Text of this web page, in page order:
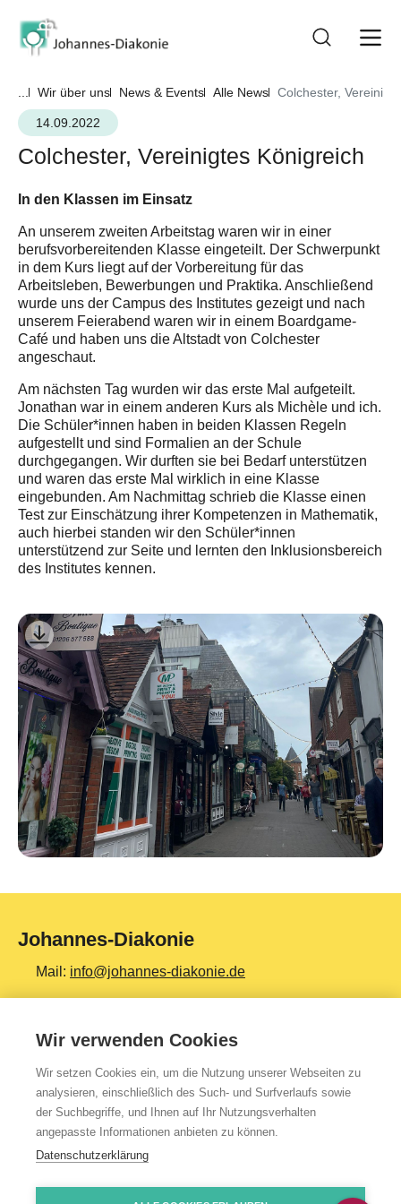
... Wir über uns News & Events Alle News Colchester,
14.09.2022
Colchester, Vereinigtes Königreich
In den Klassen im Einsatz
An unserem zweiten Arbeitstag waren wir in einer
berufsvorbereitenden Klasse eingeteilt. Der Schwerpunkt
in dem Kurs liegt auf der Vorbereitung für das
Arbeitsleben, Bewerbungen und Praktika. Anschließend
wurde uns der Campus des Institutes gezeigt und nach
unserem Feierabend waren wir in einem Boardgame-
Café und haben uns die Altstadt von Colchester
angeschaut.
Am nächsten Tag wurden wir das erste Mal aufgeteilt.
Jonathan war in einem anderen Kurs als Michèle und ich.
Die Schüler*innen haben in beiden Klassen Regeln
aufgestellt und sind Formalien an der Schule
durchgegangen. Wir durften sie bei Bedarf unterstützen
und waren das erste Mal wirklich in eine Klasse
eingebunden. Am Nachmittag schrieb die Klasse einen
Test zur Einschätzung ihrer Kompetenzen in Mathematik,
auch hierbei standen wir den Schüler*innen
unterstützend zur Seite und lernten den Inklusionsbereich
des Institutes kennen.
Johannes-Diakonie
Mail: info@johannes-diakonie.de
Tel:06261 - 88-0
Top Themen
Teilhabe & Assistenz
Altenpflege
Wir verwenden Cookies
Wir setzen Cookies ein, um die Nutzung unserer Webseiten zu
analysieren, einschließlich des Such- und Surfverlaufs sowie
der Suchbegriffe, und Ihnen auf Ihr Nutzungsverhalten
angepasste Informationen anbieten zu können.
Datenschutzerklärung